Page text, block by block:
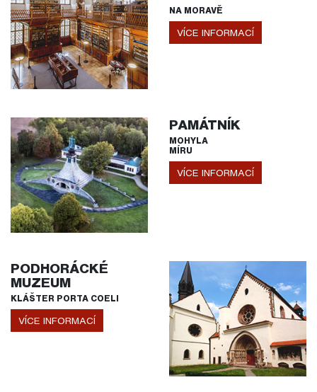
NA MORAVĚ
VÍCE INFORMACÍ
PAMÁTNÍK
MOHYLA
MÍRU
VÍCE INFORMACÍ
PODHORÁCKÉ
MUZEUM
KLÁŠTER PORTA COELI
VÍCE INFORMACÍ